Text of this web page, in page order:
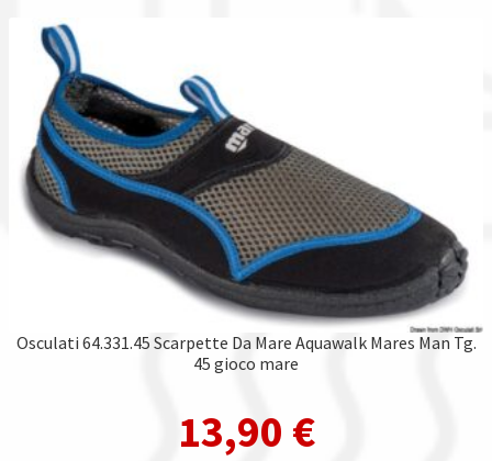
Osculati 64.331.45 Scarpette Da Mare Aquawalk Mares Man Tg.
45 gioco mare
13,90 €